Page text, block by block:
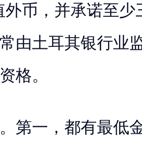
币，并承诺至少
由土耳其银行业
格。
第一，都有最低